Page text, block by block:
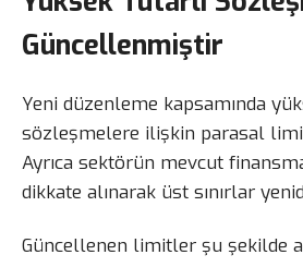
Güncellenmiştir
Yeni düzenleme kapsamında
sözleşmelere ilişkin parasal
Ayrıca sektörün mevcut
dikkate alınarak üst sınırlar
Güncellenen limitler şu şekilde